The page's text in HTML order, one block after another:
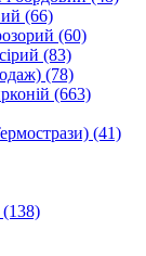
(66)
(60)
(83)
(78)
(663)
(41)
(138)